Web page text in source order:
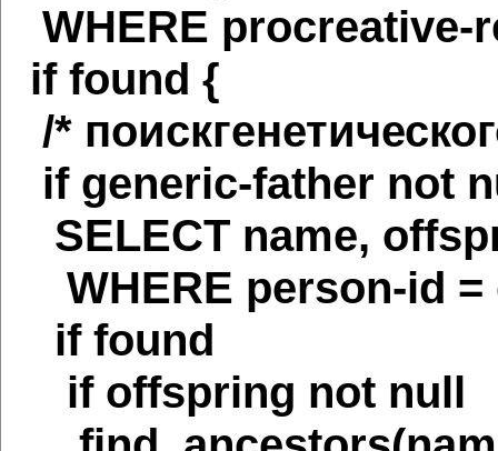
WHERE procreative-
if found {
/*
if generic-father not
SELECT name,
WHERE person-id =
if found
if offspring not null